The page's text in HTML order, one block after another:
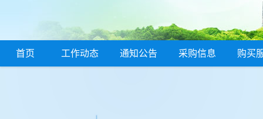
首页 工作动态 通知公告 采购信息 购买